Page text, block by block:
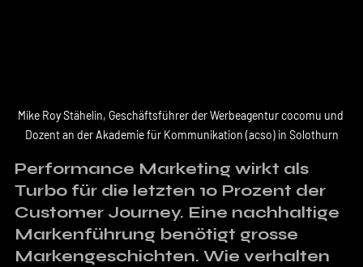
Mike Roy Stähelin, Geschäftsführer der Werbeagentur cocomu und
Dozent an der Akademie für Kommunikation (acso) in Solothurn
Performance Marketing wirkt als
Turbo für die letzten 10 Prozent der
Customer Journey. Eine nachhaltige
Markenführung benötigt grosse
Markengeschichten. Wie verhalten